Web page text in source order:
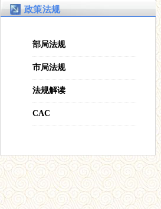
部局法规
市局法规
法规解读
CAC
政策法规